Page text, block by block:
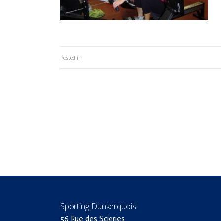
Posted in
Sporting Dunkerquois
56 Rue des Scieries